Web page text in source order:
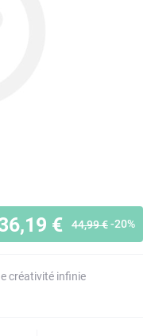
€ 44,99 €-20%
créativité infinie